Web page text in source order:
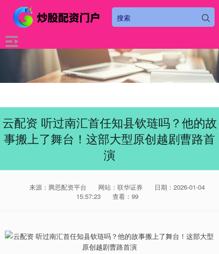
云配资 听过南汇首任知县钦琏吗？他的故
事搬上了舞台！这部大型原创越剧曹路首
演
来源：腾思配资平台 网站：联华证券
日期：2026-01-04
15:57:23
查看：99